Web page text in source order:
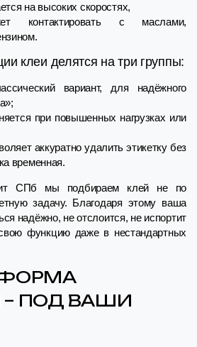
на высоких скоростях,
контактировать с маслами,
клеи делятся на три группы:
вариант, для надёжного
при повышенных нагрузках или
аккуратно удалить этикетку без
временная.
СПб мы подбираем клей не по
задачу. Благодаря этому ваша
надёжно, не отслоится, не испортит
функцию даже в нестандартных
ФОРМА
– ПОД ВАШИ